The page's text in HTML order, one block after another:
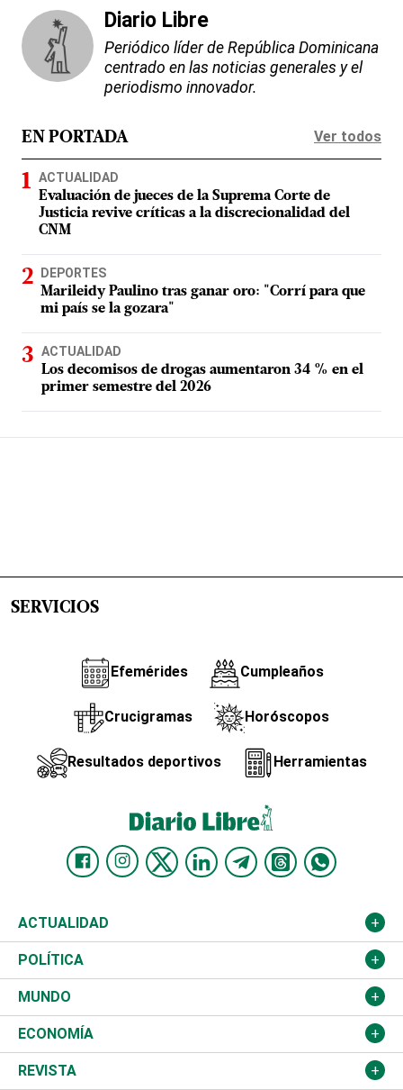
Diario Libre
Periódico líder de República Dominicana
centrado en las noticias generales y el
periodismo innovador.
EN PORTADA Ver todos
ACTUALIDAD
Evaluación de jueces de la Suprema Corte de
Justicia revive críticas a la discrecionalidad del
CNM
DEPORTES
Marileidy Paulino tras ganar oro: "Corrí para que
mi país se la gozara"
ACTUALIDAD
Los decomisos de drogas aumentaron 34 % en el
primer semestre del 2026
SERVICIOS
Efemérides Cumpleaños
Crucigramas Horóscopos
Resultados deportivos Herramientas
ACTUALIDAD
Nacional
Ciudad
Educación
Salud
POLÍTICA
Partidos
JCE
TSE
MUNDO
Estados Unidos
América Latina
ECONOMÍA
Finanzas
REVISTA